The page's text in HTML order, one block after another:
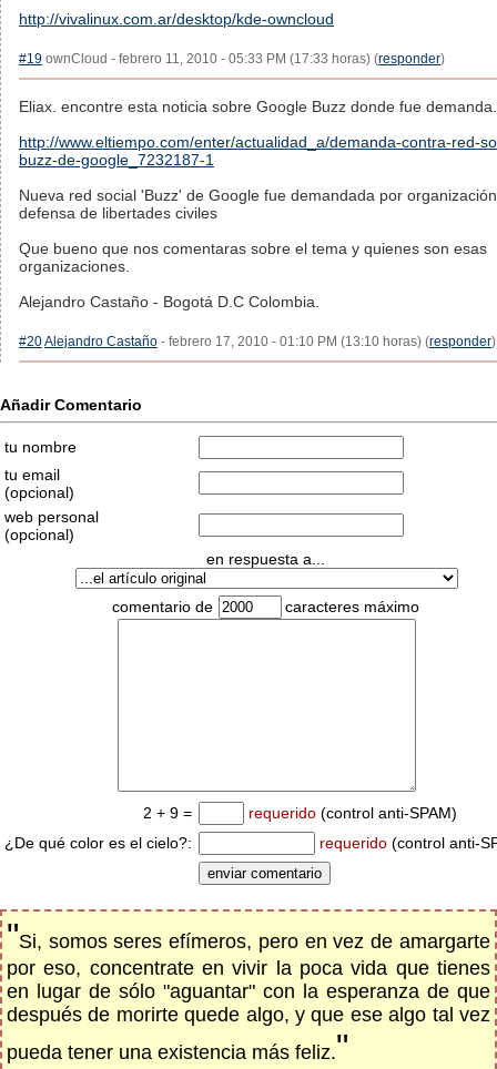
http://vivalinux.com.ar/desktop/kde-owncloud
#19 ownCloud - febrero 11, 2010 - 05:33 PM (17:33 horas) (responder)
Eliax. encontre esta noticia sobre Google Buzz donde fue demanda.
http://www.eltiempo.com/enter/actualidad_a/demanda-contra-red-
buzz-de-google_7232187-1
Nueva red social 'Buzz' de Google fue demandada por
defensa de libertades civiles
Que bueno que nos comentaras sobre el tema y quienes son esas
organizaciones.
Alejandro Castaño - Bogotá D.C Colombia.
#20Alejandro Castaño - febrero 17, 2010 - 01:10 PM (13:10 horas) (responder)
Añadir Comentario
tu nombre
tu email
(opcional)
web personal
(opcional)
en respuesta a...
comentario de caracteres máximo
2 + 9 = requerido (control anti-SPAM)
¿De qué color es el cielo?:
requerido (control anti-
"Si, somos seres efímeros, pero en vez de amargarte
por eso, concentrate en vivir la poca vida que tienes
en lugar de sólo "aguantar" con la esperanza de que
después de morirte quede algo, y que ese algo tal vez
pueda tener una existencia más feliz."